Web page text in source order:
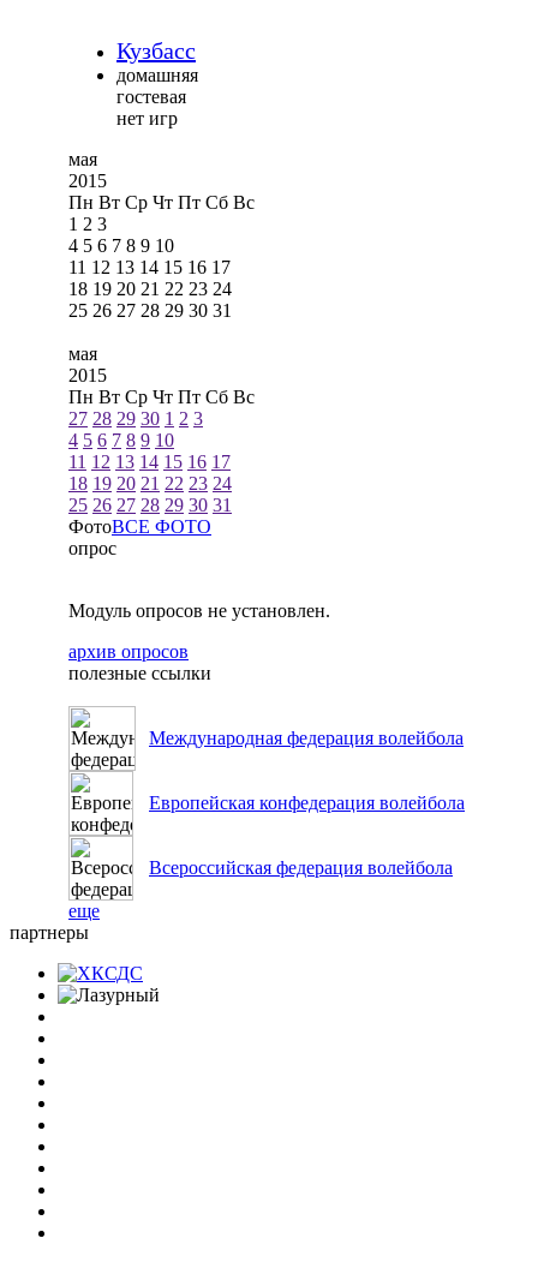
Кузбасс
домашняя
гостевая
нет игр
мая
2015
Пн Вт Ср Чт Пт Сб Вс
1 2 3
4 5 6 7 8 9 10
11 12 13 14 15 16 17
18 19 20 21 22 23 24
25 26 27 28 29 30 31
мая
2015
Пн Вт Ср Чт Пт Сб Вс
27 28 29 30 1 2 3
4 5 6 7 8 9 10
11 12 13 14 15 16 17
18 19 20 21 22 23 24
25 26 27 28 29 30 31
ФотоВСЕ ФОТО
опрос
Модуль опросов не установлен.
архив опросов
полезные ссылки
Международная федерация волейбола
Европейская конфедерация волейбола
Всероссийская федерация волейбола
еще
партнеры